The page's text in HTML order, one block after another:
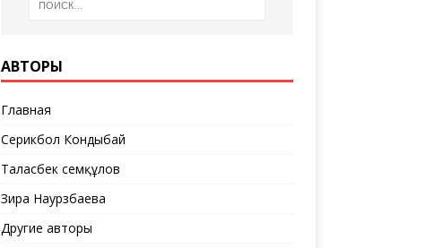
АВТОРЫ
Главная
Серикбол Кондыбай
Таласбек Әсемқұлов
Зира Наурзбаева
Другие авторы